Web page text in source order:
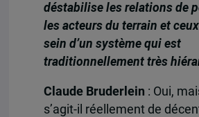
déstabilise les relations de
les acteurs du terrain et
sein d’un système qui est
traditionnellement très
Claude Bruderlein : Oui,
s’agit-il réellement de